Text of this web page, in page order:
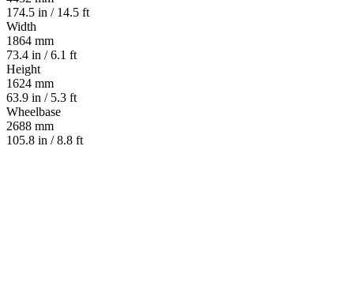
174.5 in / 14.5 ft
Width
1864 mm
73.4 in / 6.1 ft
Height
1624 mm
63.9 in / 5.3 ft
Wheelbase
2688 mm
105.8 in / 8.8 ft